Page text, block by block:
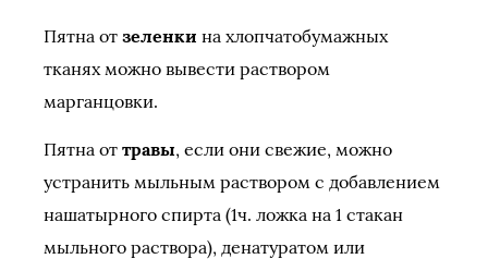
Пятна от зеленки на хлопчатобумажных
тканях можно вывести раствором
марганцовки.
Пятна от травы, если они свежие, можно
устранить мыльным раствором с добавлением
нашатырного спирта (1ч. ложка на 1 стакан
мыльного раствора), денатуратом или